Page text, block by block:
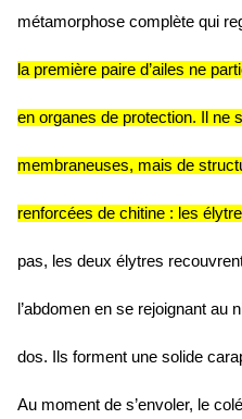
métamorphose complète qui
la première paire d’ailes ne
en organes de protection. Il ne
membraneuses, mais de
renforcées de chitine : les
pas, les deux élytres
l’abdomen en se rejoignant au
dos. Ils forment une solide
Au moment de s’envoler, le